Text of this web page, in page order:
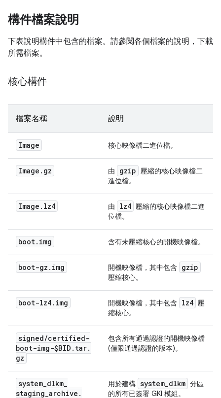
構件檔案說明
下表說明構件中包含的檔案。請參閱各個檔案的說明，下載
所需檔案。
核心構件
檔案名稱 說明
Image 核心映像檔二進位檔。
Image . gz 由 gzip 壓縮的核心映像檔二
進位檔。
Image . lz4 由 lz4 壓縮的核心映像檔二進
位檔。
boot. img 含有未壓縮核心的開機映像檔。
boot-gz . img 開機映像檔，其中包含 gzip
壓縮核心。
boot-lz4. img 開機映像檔，其中包含 lz4 壓
縮核心。
signed/certified-
boot-img-$BID . tar.
gz
包含所有通過認證的開機映像檔
(僅限通過認證的版本)。
system_dlkm_
staging_archive .
用於建構 system_dlkm 分區
的所有已簽署 GKI 模組。